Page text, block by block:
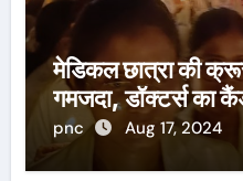
मेडिकल छात्रा की
गमजदा, डॉक्टर्स का
pnc Aug 17, 2024